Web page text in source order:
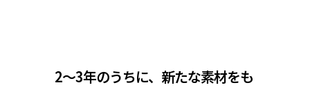
2～3年のうちに、新たな素材をも